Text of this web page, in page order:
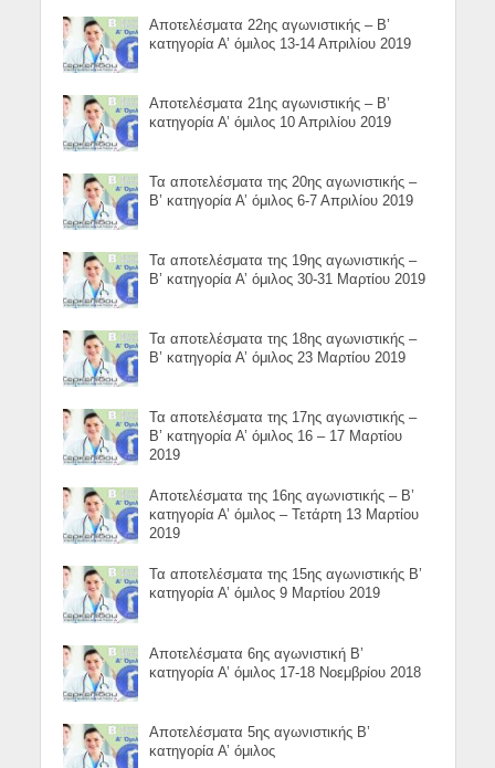
Αποτελέσματα 22ης αγωνιστικής – Β’
κατηγορία Α’ όμιλος 13-14 Απριλίου 2019
Αποτελέσματα 21ης αγωνιστικής – Β’
κατηγορία Α’ όμιλος 10 Απριλίου 2019
Τα αποτελέσματα της 20ης αγωνιστικής –
Β’ κατηγορία Α’ όμιλος 6-7 Απριλίου 2019
Τα αποτελέσματα της 19ης αγωνιστικής –
Β’ κατηγορία Α’ όμιλος 30-31 Μαρτίου 2019
Τα αποτελέσματα της 18ης αγωνιστικής –
Β’ κατηγορία Α’ όμιλος 23 Μαρτίου 2019
Τα αποτελέσματα της 17ης αγωνιστικής –
Β’ κατηγορία Α’ όμιλος 16 – 17 Μαρτίου
2019
Αποτελέσματα της 16ης αγωνιστικής – Β’
κατηγορία Α’ όμιλος – Τετάρτη 13 Μαρτίου
2019
Τα αποτελέσματα της 15ης αγωνιστικής Β’
κατηγορία Α’ όμιλος 9 Μαρτίου 2019
Αποτελέσματα 6ης αγωνιστική Β’
κατηγορία Α’ όμιλος 17-18 Νοεμβρίου 2018
Αποτελέσματα 5ης αγωνιστικής Β’
κατηγορία Α’ όμιλος